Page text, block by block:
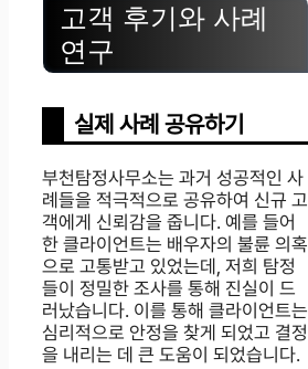
고객 후기와 사례
연구
실제 사례 공유하기
부천탐정사무소는 과거 성공적인 사
례들을 적극적으로 공유하여 신규 고
객에게 신뢰감을 줍니다. 예를 들어
한 클라이언트는 배우자의 불륜 의혹
으로 고통받고 있었는데, 저희 탐정
들이 정밀한 조사를 통해 진실이 드
러났습니다. 이를 통해 클라이언트는
심리적으로 안정을 찾게 되었고 결정
을 내리는 데 큰 도움이 되었습니다.